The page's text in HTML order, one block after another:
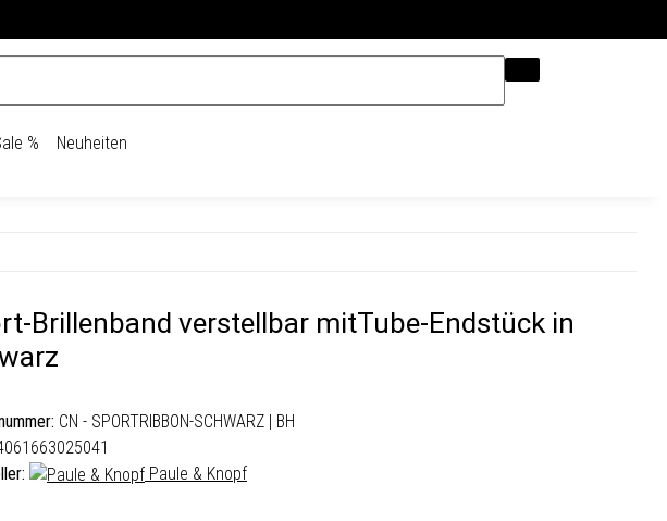
% Neuheiten
Brillenband verstellbar mitTube-Endstück in
CN - SPORTRIBBON-SCHWARZ | BH
Paule & Knopf